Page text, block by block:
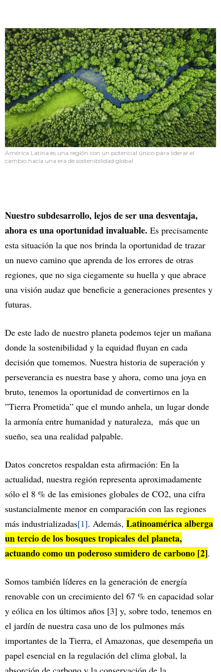
América Latina es una región con un potencial único para liderar el
cambio hacía una era de sostenibilidad global
Nuestro subdesarrollo, lejos de ser una desventaja,
ahora es una oportunidad invaluable. Es precisamente
esta situación la que nos brinda la oportunidad de trazar
un nuevo camino que aprenda de los errores de otras
regiones, que no siga ciegamente su huella y que abrace
una visión audaz que beneficie a generaciones presentes y
futuras.
De este lado de nuestro planeta podemos tejer un mañana
donde la sostenibilidad y la equidad fluyan en cada
decisión que tomemos. Nuestra historia de superación y
perseverancia es nuestra base y ahora, como una joya en
bruto, tenemos la oportunidad de convertirnos en la
”Tierra Prometida” que el mundo anhela, un lugar donde
la armonía entre humanidad y naturaleza, más que un
sueño, sea una realidad palpable.
Datos concretos respaldan esta afirmación: En la
actualidad, nuestra región representa aproximadamente
sólo el 8 % de las emisiones globales de CO2, una cifra
sustancialmente menor en comparación con las regiones
más industrializadas[1]. Además, Latinoamérica alberga
un tercio de los bosques tropicales del planeta,
actuando como un poderoso sumidero de carbono [2].
Somos también líderes en la generación de energía
renovable con un crecimiento del 67 % en capacidad solar
y eólica en los últimos años [3] y, sobre todo, tenemos en
el jardín de nuestra casa uno de los pulmones más
importantes de la Tierra, el Amazonas, que desempeña un
papel esencial en la regulación del clima global, la